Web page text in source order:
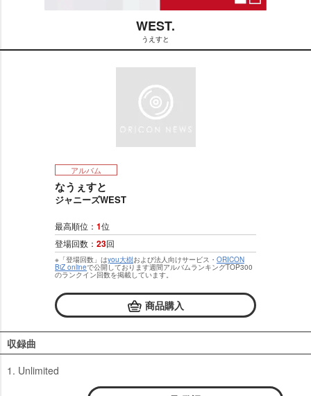
M
WEST.
うえすと
アルバム
なうぇすと
ジャニーズWEST
最高順位： 1位
登場回数： 23回
※「登場回数」はyou大樹および法人向けサービス・ ORICON
BiZ onlineで公開しております週間アルバムランキングTOP300
のランクイン回数を掲載しています。
商品購入
収録曲
1. Unlimited